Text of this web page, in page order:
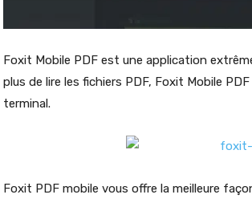
Foxit Mobile PDF est une application
plus de lire les fichiers PDF, Foxit Mobile
terminal.
Foxit PDF mobile vous offre la meilleure